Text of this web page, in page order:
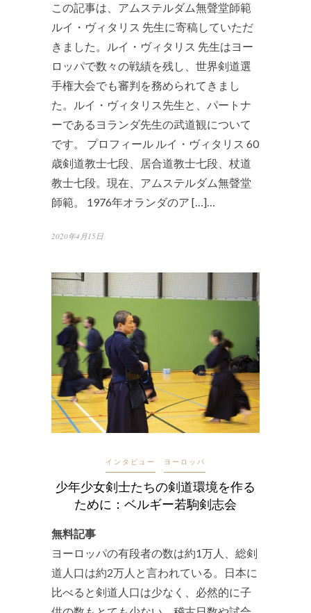
この記事は、アムステルダム無聲堂師範
ルイ・ヴィタリス 先生に寄稿していただ
きました。ルイ・ヴィタリス 先生はヨー
ロッパで数々の戦績を残し、世界剣道選
手権大会でも審判を務められてきまし
た。ルイ・ヴィタリス先生と、パートナ
ーであるヨランダ先生の武道観について
です。 プロフィール ルイ・ヴィタリス 60
歳剣道教士七段、居合道教士七段、杖道
教士七段。現在、アムステルダム無聲堂
師範。 1976年オランダのア […]…
2020年4月15日
インタビュー ヨーロッパ
少年少女剣士たちの剣道環境を作る
ために：ベルギー若駒剣志会
無料記事
ヨーロッパの有段者の数は約1万人、総剣
道人口は約2万人と言われている。日本に
比べると剣道人口は少なく、必然的に子